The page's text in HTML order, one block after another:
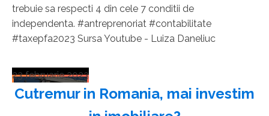
trebuie sa respecti 4 din cele 7 conditii de
independenta. #antreprenoriat #contabilitate
#taxepfa2023 Sursa Youtube - Luiza Daneliuc
23 februarie 2023
Cutremur in Romania, mai investim